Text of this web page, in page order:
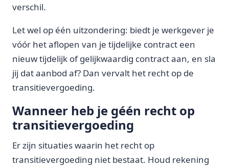
verschil.
Let wel op één uitzondering: biedt je werkgever je
vóór het aflopen van je tijdelijke contract een
nieuw tijdelijk of gelijkwaardig contract aan, en sla
jij dat aanbod af? Dan vervalt het recht op de
transitievergoeding.
Wanneer heb je géén recht op
transitievergoeding
Er zijn situaties waarin het recht op
transitievergoeding niet bestaat. Houd rekening